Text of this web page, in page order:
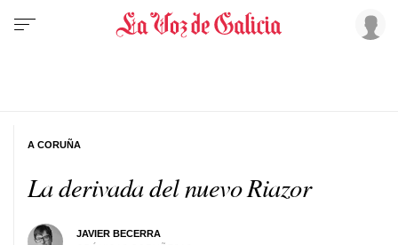
La derivada del nuevo Riazor
JAVIER BECERRA
A CORUÑA